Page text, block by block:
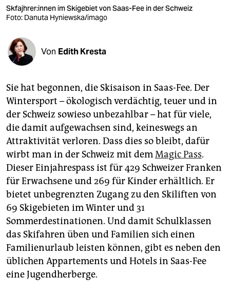
verlag
shop
fragen & hilfe
unterstützen
abo
genossenschaft
epaper login
Sk­fa­jhre­r:in­nen im Skigebiet von Saas-Fee in der Schweiz
Foto: Danuta Hyniewska/imago
Von Edith Kresta
Sie hat begonnen, die Skisaison in Saas-Fee. Der
Wintersport – ökologisch verdächtig, teuer und in
der Schweiz sowieso unbezahlbar – hat für viele,
die damit aufgewachsen sind, keineswegs an
Attraktivität verloren. Dass dies so bleibt, dafür
wirbt man in der Schweiz mit demMagic Pass.
Dieser Einjahrespass ist für 429 Schweizer Franken
für Erwachsene und 269 für Kinder erhältlich. Er
bietet unbegrenzten Zugang zu den Skiliften von
69 Skigebieten im Winter und 31
Sommerdestinationen. Und damit Schulklassen
das Skifahren üben und Familien sich einen
Familienurlaub leisten können, gibt es neben den
üblichen Appartements und Hotels in Saas-Fee
eine Jugendherberge.